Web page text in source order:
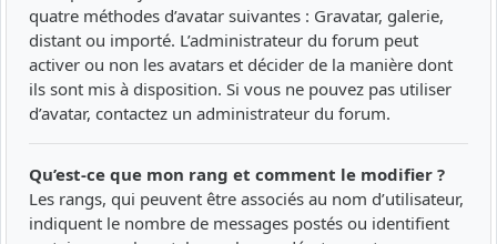
quatre méthodes d’avatar suivantes : Gravatar, galerie,
distant ou importé. L’administrateur du forum peut
activer ou non les avatars et décider de la manière dont
ils sont mis à disposition. Si vous ne pouvez pas utiliser
d’avatar, contactez un administrateur du forum.
Qu’est-ce que mon rang et comment le modifier ?
Les rangs, qui peuvent être associés au nom d’utilisateur,
indiquent le nombre de messages postés ou identifient